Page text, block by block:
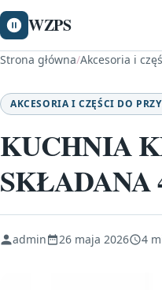
WZPS
Strona główna/Akcesoria i
AKCESORIA I CZĘŚCI DO
KUCHNIA
SKŁADANA
admin 26 maja 2026 4